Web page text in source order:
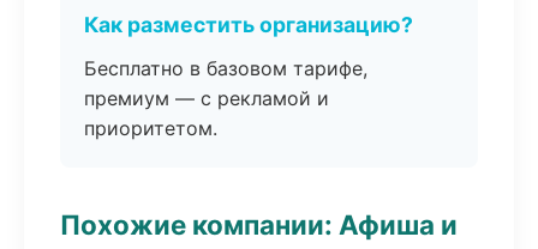
Как разместить организацию?
Бесплатно в базовом тарифе,
премиум — с рекламой и
приоритетом.
Похожие компании: Афиша и